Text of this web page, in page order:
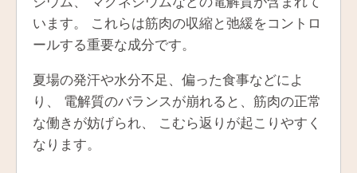
います。 これらは筋肉の収縮と弛緩をコントロ
ールする重要な成分です。
夏場の発汗や水分不足、偏った食事などによ
り、 電解質のバランスが崩れると、筋肉の正常
な働きが妨げられ、 こむら返りが起こりやすく
なります。